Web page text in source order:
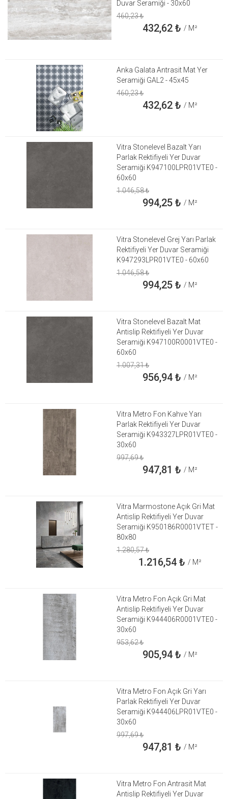
Duvar Seramiği - 30x60
460,23₺
432,62₺ / M²
Anka Galata Antrasit Mat Yer
Seramiği GAL2 - 45x45
460,23₺
432,62₺ / M²
Vitra Stonelevel Bazalt Yarı
Parlak Rektifiyeli Yer Duvar
Seramiği K947100LPR01VTE0 -
60x60
1.046,58₺
994,25₺ / M²
Vitra Stonelevel Grej Yarı Parlak
Rektifiyeli Yer Duvar Seramiği
K947293LPR01VTE0 - 60x60
1.046,58₺
994,25₺ / M²
Vitra Stonelevel Bazalt Mat
Antislip Rektifiyeli Yer Duvar
Seramiği K947100R0001VTE0 -
60x60
1.007,31₺
956,94₺ / M²
Vitra Metro Fon Kahve Yarı
Parlak Rektifiyeli Yer Duvar
Seramiği K943327LPR01VTE0 -
30x60
997,69₺
947,81 ₺ / M²
Vitra Marmostone Açık Gri Mat
Antislip Rektifiyeli Yer Duvar
Seramiği K950186R0001VTET -
80x80
1.280,57₺
1.216,54₺ / M²
Vitra Metro Fon Açık Gri Mat
Antislip Rektifiyeli Yer Duvar
Seramiği K944406R0001VTE0 -
30x60
953,62₺
905,94₺ / M²
Vitra Metro Fon Açık Gri Yarı
Parlak Rektifiyeli Yer Duvar
Seramiği K944406LPR01VTE0 -
30x60
997,69₺
947,81 ₺ / M²
Vitra Metro Fon Antrasit Mat
Antislip Rektifiyeli Yer Duvar